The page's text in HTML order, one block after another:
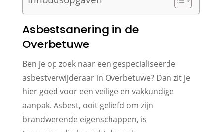
Asbestsanering in de
Overbetuwe
Ben je op zoek naar een gespecialiseerde
asbestverwijderaar in Overbetuwe? Dan zit je
hier goed voor een veilige en vakkundige
aanpak. Asbest, ooit geliefd om zijn
brandwerende eigenschappen, is